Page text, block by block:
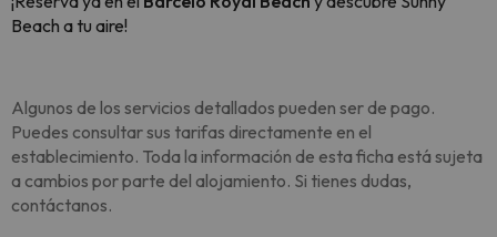
Beach a tu aire!
Algunos de los servicios detallados pueden ser de pago.
Puedes consultar sus tarifas directamente en el
establecimiento. Toda la información de esta ficha está sujeta
a cambios por parte del alojamiento. Si tienes dudas,
contáctanos.